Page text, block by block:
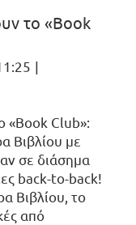
το «Book
|
«Book Club»:
Βιβλίου με
σε διάσημα
back-to-back!
Βιβλίου, το
από